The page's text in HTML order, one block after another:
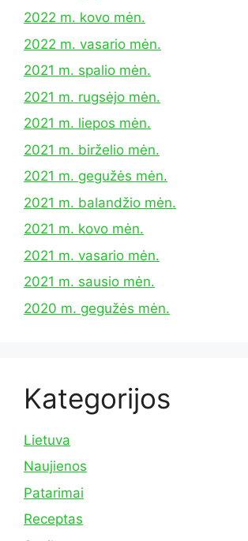
2022 m. kovo mėn.
2022 m. vasario mėn.
2021 m. spalio mėn.
2021 m. rugsėjo mėn.
2021 m. liepos mėn.
2021 m. birželio mėn.
2021 m. gegužės mėn.
2021 m. balandžio mėn.
2021 m. kovo mėn.
2021 m. vasario mėn.
2021 m. sausio mėn.
2020 m. gegužės mėn.
Kategorijos
Lietuva
Naujienos
Patarimai
Receptas